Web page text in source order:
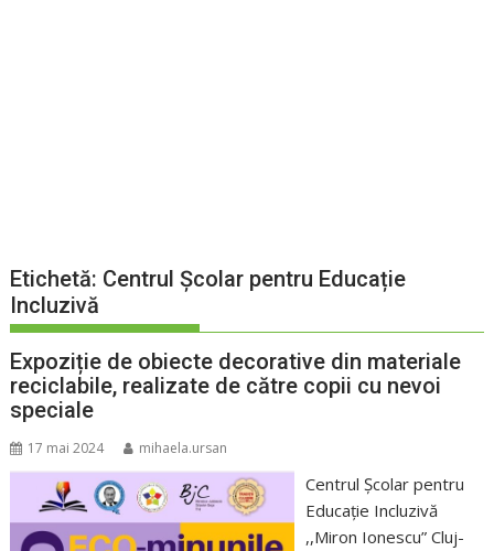
Etichetă: Centrul Școlar pentru Educație
Incluzivă
Expoziție de obiecte decorative din materiale
reciclabile, realizate de către copii cu nevoi
speciale
17 mai 2024 mihaela.ursan
Centrul Școlar pentru
Educație Incluzivă
,,Miron Ionescu” Cluj-